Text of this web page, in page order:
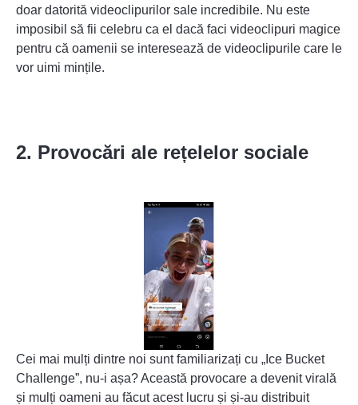
doar datorită videoclipurilor sale incredibile. Nu este
imposibil să fii celebru ca el dacă faci videoclipuri magice
pentru că oamenii se interesează de videoclipurile care le
vor uimi mințile.
2. Provocări ale rețelelor sociale
Cei mai mulți dintre noi sunt familiarizați cu „Ice Bucket
Challenge”, nu-i așa? Această provocare a devenit virală
și mulți oameni au făcut acest lucru și și-au distribuit